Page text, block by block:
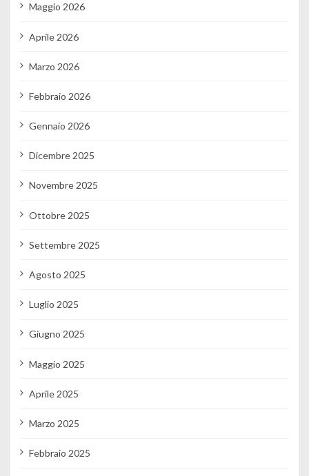
Maggio 2026
Aprile 2026
Marzo 2026
Febbraio 2026
Gennaio 2026
Dicembre 2025
Novembre 2025
Ottobre 2025
Settembre 2025
Agosto 2025
Luglio 2025
Giugno 2025
Maggio 2025
Aprile 2025
Marzo 2025
Febbraio 2025